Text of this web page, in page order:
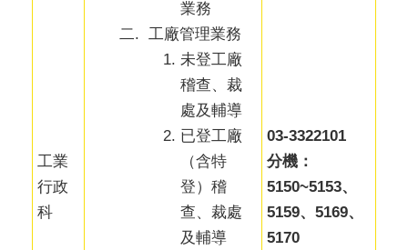
工業
行政
科
業務
工廠管理業務
未登工廠
稽查、裁
處及輔導
已登工廠
（含特
登）稽
查、裁處
及輔導
03-3322101
分機：
5150~5153、
5159、5169、
5170